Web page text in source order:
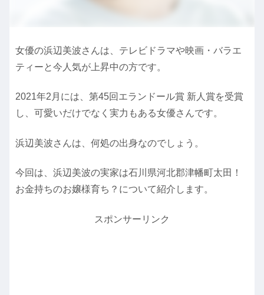
女優の浜辺美波さんは、テレビドラマや映画・バラエ
ティーと今人気が上昇中の方です。
2021年2月には、第45回エランドール賞 新人賞を受賞
し、可愛いだけでなく実力もある女優さんです。
浜辺美波さんは、何処の出身なのでしょう。
今回は、浜辺美波の実家は石川県河北郡津幡町太田！
お金持ちのお嬢様育ち？について紹介します。
スポンサーリンク